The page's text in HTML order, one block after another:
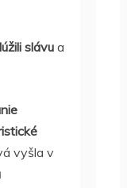
slávu a
vyšla v